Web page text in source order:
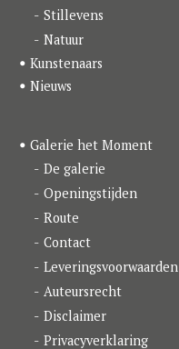
Stillevens
Natuur
Kunstenaars
Nieuws
Galerie het Moment
De galerie
Openingstijden
Route
Contact
Leveringsvoorwaarden
Auteursrecht
Disclaimer
Privacyverklaring